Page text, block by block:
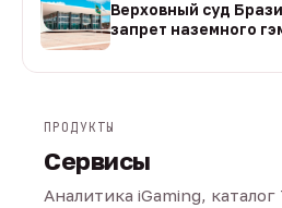
Верховный суд
запрет наземного
ПРОДУКТЫ
Сервисы
Аналитика iGaming,